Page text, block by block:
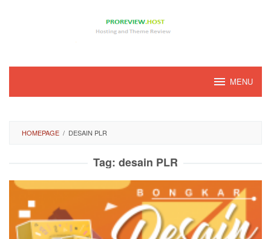
MENU
HOMEPAGE / DESAIN PLR
Tag: desain PLR